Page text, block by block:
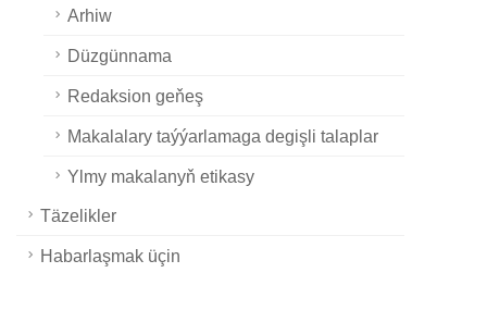
Arhiw
Düzgünnama
Redaksion geňeş
Makalalary taýýarlamaga degişli talaplar
Ylmy makalanyň etikasy
Täzelikler
Habarlaşmak üçin